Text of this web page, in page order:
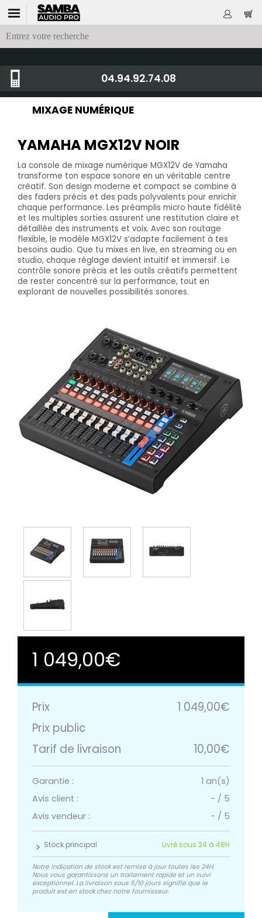
04.94.92.74.08
MIXAGE NUMÉRIQUE
YAMAHA MGX12V NOIR
La console de mixage numérique MGX12V de Yamaha
transforme ton espace sonore en un véritable centre
créatif. Son design moderne et compact se combine à
des faders précis et des pads polyvalents pour enrichir
chaque performance. Les préamplis micro haute fidélité
et les multiples sorties assurent une restitution claire et
détaillée des instruments et voix. Avec son routage
flexible, le modèle MGX12V s’adapte facilement à tes
besoins audio. Que tu mixes en live, en streaming ou en
studio, chaque réglage devient intuitif et immersif. Le
contrôle sonore précis et les outils créatifs permettent
de rester concentré sur la performance, tout en
explorant de nouvelles possibilités sonores.
1 049,00€
Prix
1 049,00€
Prix public
Tarif de livraison
10,00€
Garantie :
1 an(s)
Avis client :
- / 5
Avis vendeur :
- / 5
Stock principal Livré sous 24 à 48H
Notre indication de stock est remise à jour toutes les 24H.
Nous vous garantissons un traitement rapide et un suivi
exceptionnel. La livraison sous 5/10 jours signifie que le
produit est en stock chez notre fournisseur.